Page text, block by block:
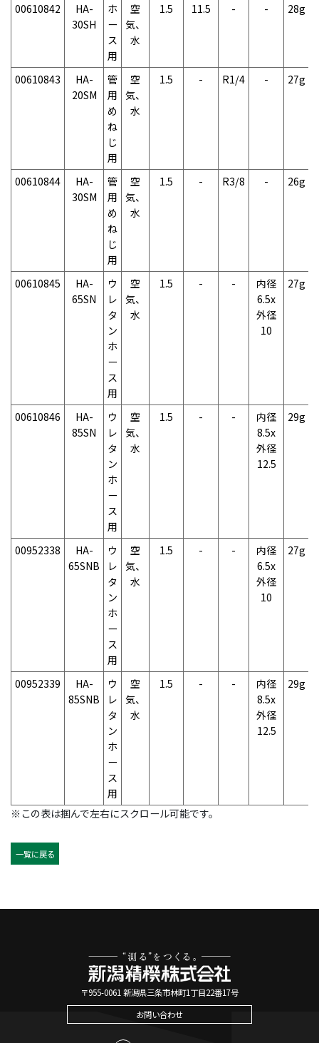
00610842
HA-
30SH
ホ
ー
ス
用
空
気、
水
1.5 11.5 - - 28g
00610843
HA-
20SM
管
用
め
ね
じ
用
空
気、
水
1.5 - R1/4 - 27g
00610844
HA-
30SM
管
用
め
ね
じ
用
空
気、
水
1.5 - R3/8 - 26g
00610845
HA-
65SN
ウ
レ
タ
ン
ホ
ー
ス
用
空
気、
水
1.5 - -
内径
6.5x
外径
10
27g
00610846
HA-
85SN
ウ
レ
タ
ン
ホ
ー
ス
用
空
気、
水
1.5 - -
内径
8.5x
外径
12.5
29g
00952338
HA-
65SNB
ウ
レ
タ
ン
ホ
ー
ス
用
空
気、
水
1.5 - -
内径
6.5x
外径
10
27g
00952339
HA-
85SNB
ウ
レ
タ
ン
ホ
ー
ス
用
空
気、
水
1.5 - -
内径
8.5x
外径
12.5
29g
※この表は掴んで左右にスクロール可能です。
一覧に戻る
〒955-0061 新潟県三条市林町1丁目22番17号
お問い合わせ